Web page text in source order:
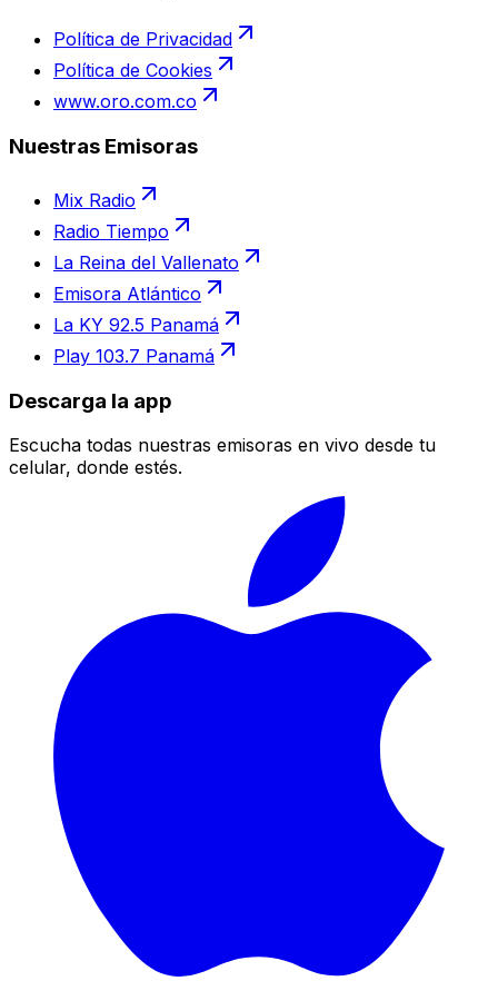
Política de Privacidad
Política de Cookies
www.oro.com.co
Nuestras Emisoras
Mix Radio
Radio Tiempo
La Reina del Vallenato
Emisora Atlántico
La KY 92.5 Panamá
Play 103.7 Panamá
Descarga la app
Escucha todas nuestras emisoras en vivo desde tu
celular, donde estés.